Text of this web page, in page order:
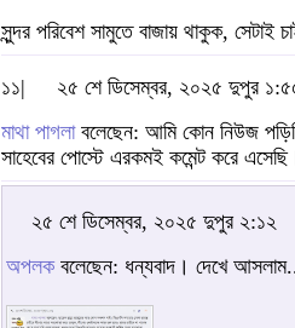
সুন্দর পরিবেশ সামুতে বাজায় থাকুক, সেটাই
১১|
২৫ শে ডিসেম্বর, ২০২৫ দুপুর
মাথা পাগলাবলেছেন: আমি কোন নিউজ
সাহেবের পোস্টে এরকমই কমেন্ট করে
২৫ শে ডিসেম্বর, ২০২৫ দুপুর ২:১২
অপলক বলেছেন: ধন্যবাদ। দেখে